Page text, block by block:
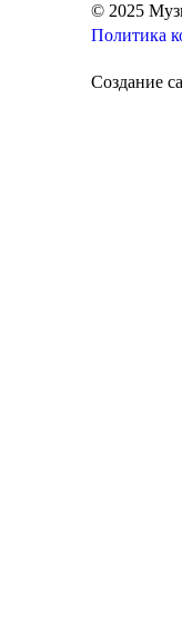
© 2025
Политика
Создание